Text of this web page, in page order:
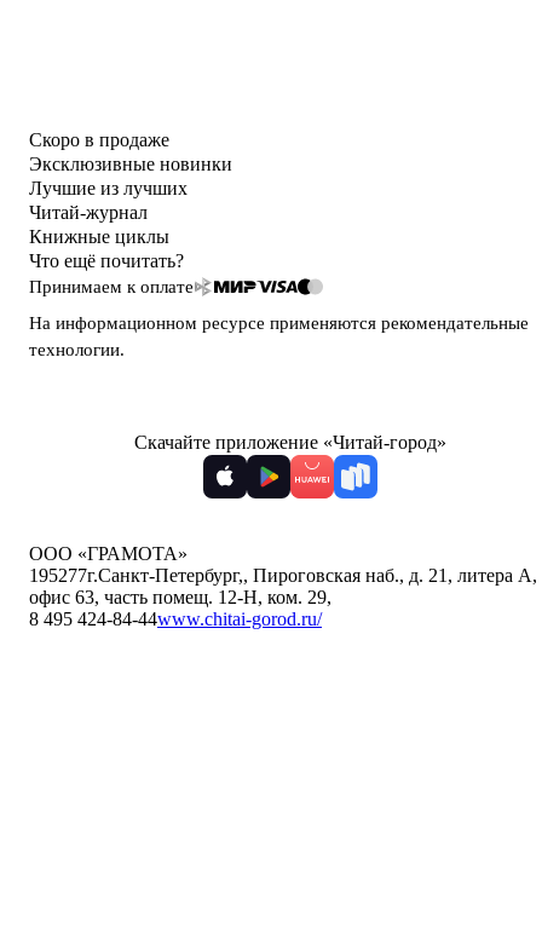
Скоро в продаже
Эксклюзивные новинки
Лучшие из лучших
Читай-журнал
Книжные циклы
Что ещё почитать?
Принимаем к оплате
На информационном ресурсе применяются рекомендательные
технологии.
Скачайте приложение «Читай-город»
ООО «ГРАМОТА»
195277г.Санкт-Петербург,, Пироговская наб., д. 21, литера А,
офис 63, часть помещ. 12-Н, ком. 29,
8 495 424-84-44www.chitai-gorod.ru/